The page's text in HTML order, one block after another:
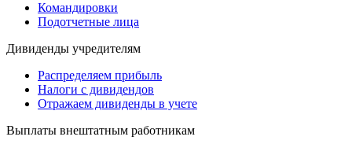
Командировки
Подотчетные лица
Дивиденды учредителям
Распределяем прибыль
Налоги с дивидендов
Отражаем дивиденды в учете
Выплаты внештатным работникам